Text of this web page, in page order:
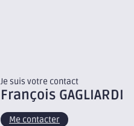
Je suis votre contact
François GAGLIARDI
Me contacter